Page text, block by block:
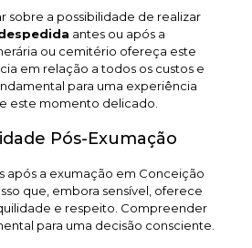
sobre a possibilidade de realizar
antes ou após a
ou cemitério ofereça este
em relação a todos os custos e
para uma experiência
este momento delicado.
Pós-Exumação
após a exumação em Conceição
que, embora sensível, oferece
e respeito. Compreender
para uma decisão consciente.